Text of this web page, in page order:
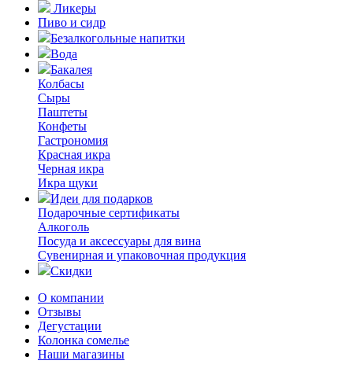
Ликеры
Пиво и сидр
Безалкогольные напитки
Вода
Бакалея
Колбасы
Сыры
Паштеты
Конфеты
Гастрономия
Красная икра
Черная икра
Икра щуки
Идеи для подарков
Подарочные сертификаты
Алкоголь
Посуда и аксессуары для вина
Сувенирная и упаковочная продукция
Скидки
О компании
Отзывы
Дегустации
Колонка сомелье
Наши магазины